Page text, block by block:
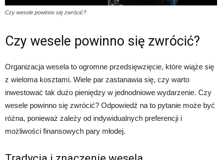
Czy wesele powinno się zwrócić?
Czy wesele powinno się zwrócić?
Organizacja wesela to ogromne przedsięwzięcie, które wiąże się
z wieloma kosztami. Wiele par zastanawia się, czy warto
inwestować tak dużo pieniędzy w jednodniowe wydarzenie. Czy
wesele powinno się zwrócić? Odpowiedź na to pytanie może być
różna, ponieważ zależy od indywidualnych preferencji i
możliwości finansowych pary młodej.